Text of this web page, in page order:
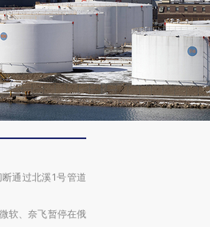
断通过北溪1号管道
软、奈飞暂停在俄